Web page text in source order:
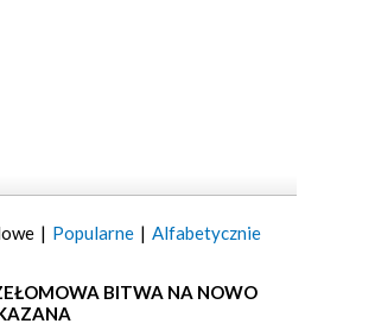
| Popularne | Alfabetycznie
BITWA NA NOWO